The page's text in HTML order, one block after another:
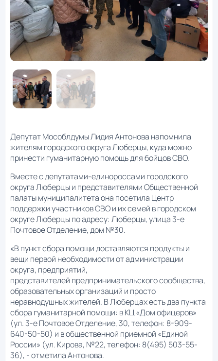
Депутат Мособлдумы Лидия Антонова напомнила
жителям городского округа Люберцы, куда можно
принести гуманитарную помощь для бойцов СВО.
Вместе с депутатами-единороссами городского
округа Люберцы и представителями Общественной
палаты муниципалитета она посетила Центр
поддержки участников СВО и их семей в городском
округе Люберцы по адресу: Люберцы, улица 3-е
Почтовое Отделение, дом №30.
«В пункт сбора помощи доставляются продукты и
вещи первой необходимости от администрации
округа, предприятий,
представителей предпринимательского сообщества,
образовательных организаций и просто
неравнодушных жителей. В Люберцах есть два пункта
сбора гуманитарной помощи: в КЦ «Дом офицеров»
(ул. 3-е Почтовое Отделение, 30, телефон: 8-909-
640-50-50) и в общественной приемной «Единой
России» (ул. Кирова, №22, телефон: 8(495) 503-55-
36), - отметила Антонова.